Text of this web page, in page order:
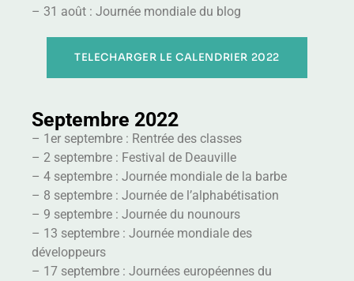
– 31 août : Journée mondiale du blog
TELECHARGER LE CALENDRIER 2022
Septembre 2022
– 1er septembre : Rentrée des classes
– 2 septembre : Festival de Deauville
– 4 septembre : Journée mondiale de la barbe
– 8 septembre : Journée de l’alphabétisation
– 9 septembre : Journée du nounours
– 13 septembre : Journée mondiale des
développeurs
– 17 septembre : Journées européennes du